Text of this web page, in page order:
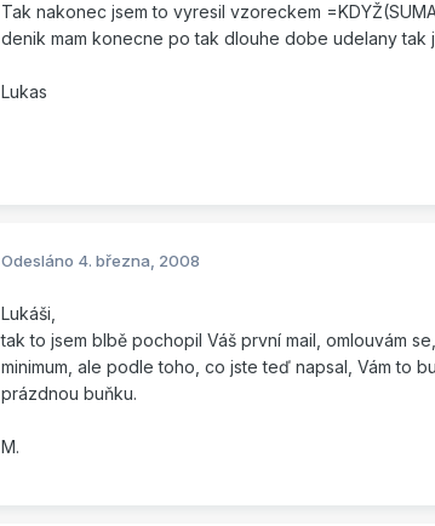
Tak nakonec jsem to vyresil vzoreckem
denik mam konecne po tak dlouhe dobe udelany
Lukas
Odesláno 4. března, 2008
Lukáši,
tak to jsem blbě pochopil Váš první mail, omlouvám
minimum, ale podle toho, co jste teď napsal, Vám to
prázdnou buňku.
M.